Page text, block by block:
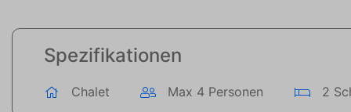
Spezifikationen
Chalet Max 4 Personen 2